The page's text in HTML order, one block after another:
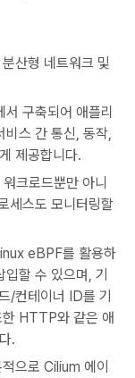
산형 네트워크 및
구축되어 애플리
스 간 통신, 동작,
제공합니다.
크로드뿐만 아니
세스도 모니터링할
eBPF를 활용하
할 수 있으며, 기
/컨테이너 ID를 기
한 HTTP와 같은 애
.
으로 Cilium 에이